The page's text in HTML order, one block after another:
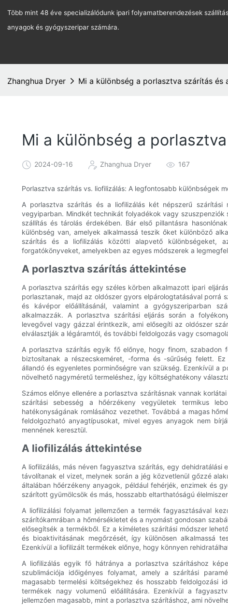
Több mint 48 éve specializálódunk ipari folyamatberendezések
anyagok és gyógyszeripar számára.
Zhanghua Dryer Mi a különbség a porlasztva szárítás és
Mi a különbség a
2024-09-16 Zhanghua Dryer 167
Porlasztva szárítás vs. liofilizálás: A legfontosabb különbségek
A porlasztva szárítás és a liofilizálás két népszerű
vegyiparban. Mindkét technikát folyadékok vagy
szállítás és tárolás érdekében. Bár első pillantásra
különbség van, amelyek alkalmassá teszik őket különböző
szárítás és a liofilizálás közötti alapvető különbségeket,
forgatókönyveket, amelyekben az egyes módszerek a
A porlasztva szárítás áttekintése
A porlasztva szárítás egy széles körben alkalmazott ipari
porlasztanak, majd az oldószer gyors elpárologtatásával
és kávépor előállításánál, valamint a gyógyszeriparban
alkalmazzák. A porlasztva szárítási eljárás során a
levegővel vagy gázzal érintkezik, ami elősegíti az oldószer
elválasztják a légáramtól, és további feldolgozás vagy
A porlasztva szárítás egyik fő előnye, hogy finom, szabadon
biztosítanak a részecskeméret, -forma és -sűrűség felett.
állandó és egyenletes porminőségre van szükség. Ezenkívül a
növelhető nagyméretű termeléshez, így költséghatékony
Számos előnye ellenére a porlasztva szárításnak vannak
szárítási sebesség a hőérzékeny vegyületek termikus
hatékonyságának romlásához vezethet. Továbbá a magas
feldolgozható anyagtípusokat, mivel egyes anyagok nem
mennének keresztül.
A liofilizálás áttekintése
A liofilizálás, más néven fagyasztva szárítás, egy
távolítanak el vizet, melynek során a jég közvetlenül gőzzé
általában hőérzékeny anyagok, például fehérjék, enzimek és
szárított gyümölcsök és más, hosszabb eltarthatóságú
A liofilizálási folyamat jellemzően a termék fagyasztásával
szárítókamrában a hőmérsékletet és a nyomást gondosan
elősegítsék a termékből. Ez a kíméletes szárítási módszer
és bioaktivitásának megőrzését, így különösen alkalmassá
Ezenkívül a liofilizált termékek előnye, hogy könnyen
A liofilizálás egyik fő hátránya a porlasztva szárításhoz
szublimációja időigényes folyamat, amely a szárítási
magasabb termelési költségekhez és hosszabb feldolgozási
termékek nagy volumenű előállítására. Ezenkívül a
jellemzően magasabb, mint a porlasztva szárításhoz, ami